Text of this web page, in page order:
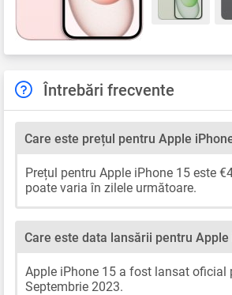
Întrebări frecvente
Care este prețul pentru Apple
Prețul pentru Apple iPhone 15 este
poate varia în zilele următoare.
Care este data lansării pentru Apple
Apple iPhone 15 a fost lansat oficial
Septembrie 2023.